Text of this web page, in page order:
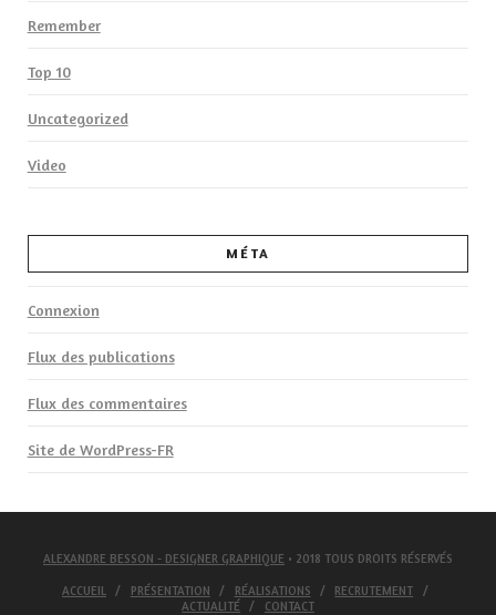
Remember
Top 10
Uncategorized
Video
MÉTA
Connexion
Flux des publications
Flux des commentaires
Site de WordPress-FR
ALEXANDRE BESSON - DESIGNER GRAPHIQUE • 2018 TOUS DROITS RÉSERVÉS
ACCUEIL PRÉSENTATION RÉALISATIONS
RECRUTEMENT
ACTUALITÉ
CONTACT